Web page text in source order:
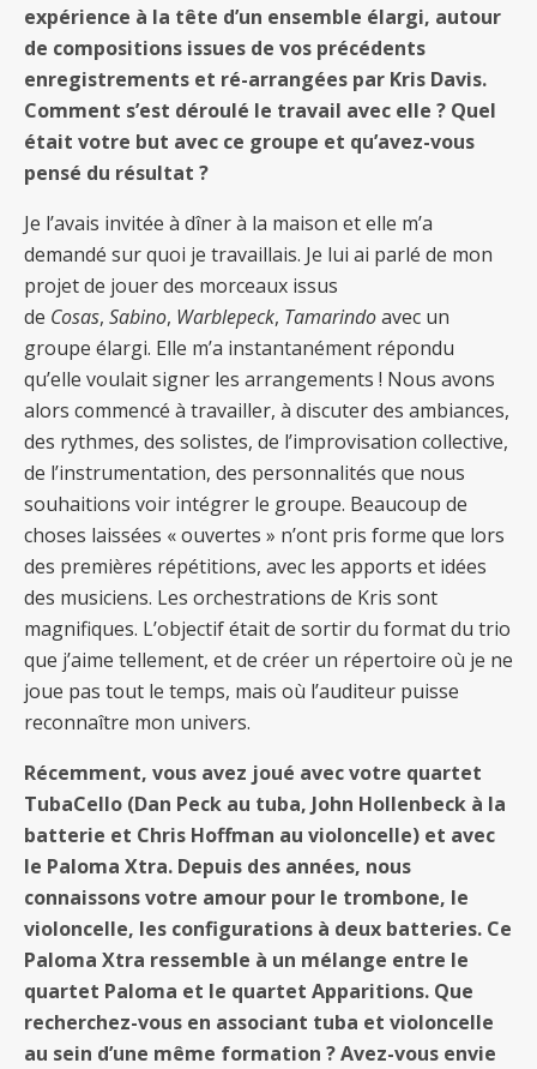
expérience à la tête d’un ensemble élargi, autour
de compositions issues de vos précédents
enregistrements et ré-arrangées par Kris Davis.
Comment s’est déroulé le travail avec elle ? Quel
était votre but avec ce groupe et qu’avez-vous
pensé du résultat ?
Je l’avais invitée à dîner à la maison et elle m’a
demandé sur quoi je travaillais. Je lui ai parlé de mon
projet de jouer des morceaux issus
de Cosas, Sabino, Warblepeck, Tamarindoavec un
groupe élargi. Elle m’a instantanément répondu
qu’elle voulait signer les arrangements ! Nous avons
alors commencé à travailler, à discuter des ambiances,
des rythmes, des solistes, de l’improvisation collective,
de l’instrumentation, des personnalités que nous
souhaitions voir intégrer le groupe. Beaucoup de
choses laissées « ouvertes » n’ont pris forme que lors
des premières répétitions, avec les apports et idées
des musiciens. Les orchestrations de Kris sont
magnifiques. L’objectif était de sortir du format du trio
que j’aime tellement, et de créer un répertoire où je ne
joue pas tout le temps, mais où l’auditeur puisse
reconnaître mon univers.
Récemment, vous avez joué avec votre quartet
TubaCello (Dan Peck au tuba, John Hollenbeck à la
batterie et Chris Hoffman au violoncelle) et avec
le Paloma Xtra. Depuis des années, nous
connaissons votre amour pour le trombone, le
violoncelle, les configurations à deux batteries. Ce
Paloma Xtra ressemble à un mélange entre le
quartet Paloma et le quartet Apparitions. Que
recherchez-vous en associant tuba et violoncelle
au sein d’une même formation ? Avez-vous envie